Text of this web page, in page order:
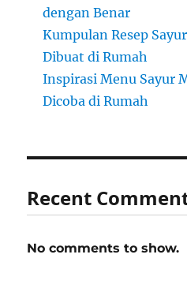
dengan Benar
Kumpulan Resep
Dibuat di Rumah
Inspirasi Menu Sayur
Dicoba di Rumah
Recent
No comments to show.